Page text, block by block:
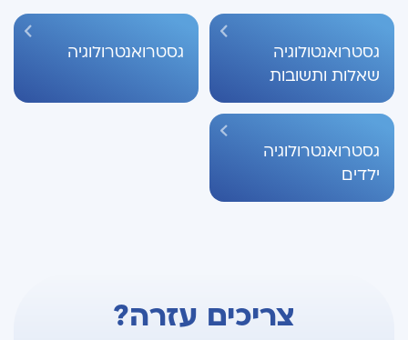
גסטרואנטולוגיה
שאלות ותשובות
גסטרואנטרולוגיה
גסטרואנטרולוגיה
ילדים
צריכים עזרה?